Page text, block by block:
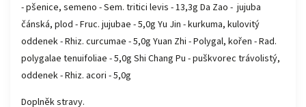
- pšenice, semeno - Sem. tritici levis - 13,3g Da Zao - jujuba
čánská, plod - Fruc. jujubae - 5,0g Yu Jin - kurkuma, kulovitý
oddenek - Rhiz. curcumae - 5,0g Yuan Zhi - Polygal, kořen - Rad.
polygalae tenuifoliae - 5,0g Shi Chang Pu - puškvorec trávolistý,
oddenek - Rhiz. acori - 5,0g
Doplněk stravy.